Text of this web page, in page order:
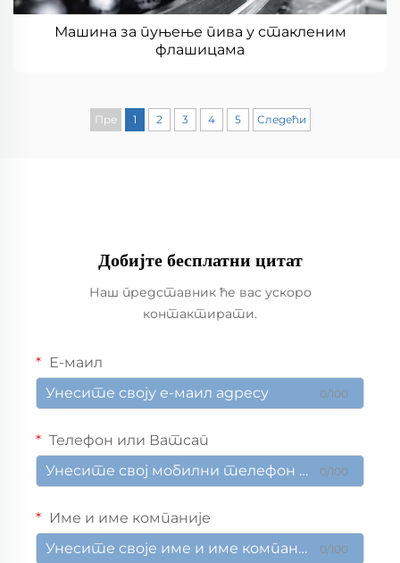
Машина за пуњење пива у стакленим
флашицама
Пре 1 2 3 4 5 Следећи
Добијте бесплатни цитат
Наш представник ће вас ускоро
контактирати.
Е-маил
0/100
Телефон или Ватсап
0/100
Име и име компаније
0/100